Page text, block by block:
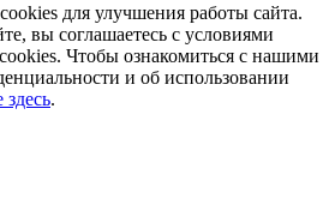
для улучшения работы сайта.
вы соглашаетесь с условиями
Чтобы ознакомиться с нашими
и об использовании
.